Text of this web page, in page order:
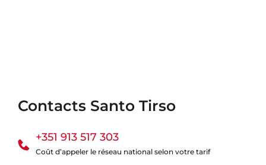
Contacts Santo Tirso
+351 913 517 303
Coût d’appeler le réseau national selon votre tarif